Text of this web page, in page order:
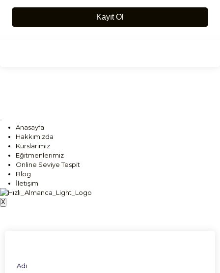
Kayıt Ol
Anasayfa
Hakkımızda
Kurslarımız
Eğitmenlerimiz
Online Seviye Tespit
Blog
İletişim
X
Adı